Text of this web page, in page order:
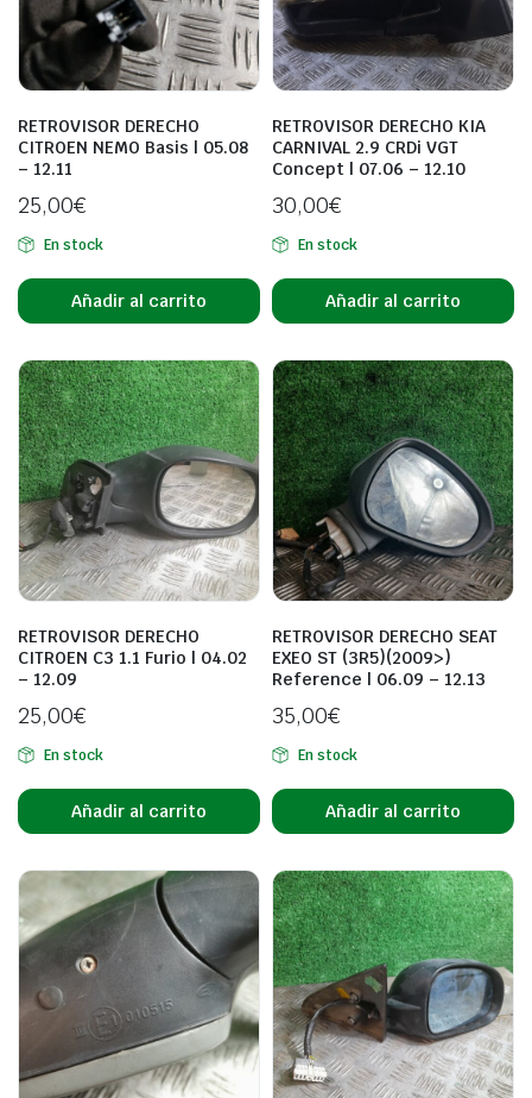
RETROVISOR DERECHO
CITROEN NEMO Basis | 05.08
– 12.11
25,00€
En stock
Añadir al carrito
RETROVISOR DERECHO KIA
CARNIVAL 2.9 CRDi VGT
Concept | 07.06 – 12.10
30,00€
En stock
Añadir al carrito
RETROVISOR DERECHO
CITROEN C3 1.1 Furio | 04.02
– 12.09
25,00€
En stock
Añadir al carrito
RETROVISOR DERECHO SEAT
EXEO ST (3R5)(2009>)
Reference | 06.09 – 12.13
35,00€
En stock
Añadir al carrito